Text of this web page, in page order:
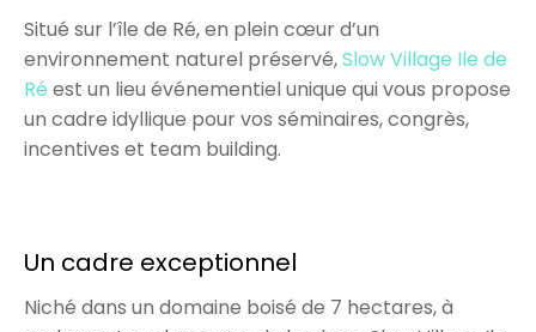
Situé sur l’île de Ré, en plein cœur d’un
environnement naturel préservé,Slow Village Ile de
Ré est un lieu événementiel unique qui vous propose
un cadre idyllique pour vos séminaires, congrès,
incentives et team building.
Un cadre exceptionnel
Niché dans un domaine boisé de 7 hectares, à